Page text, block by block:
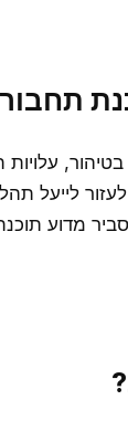
עלויות
לייעל
מדוע